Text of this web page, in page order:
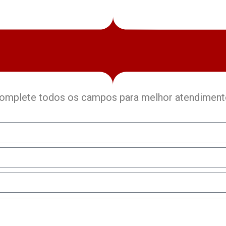
todos os campos para melhor